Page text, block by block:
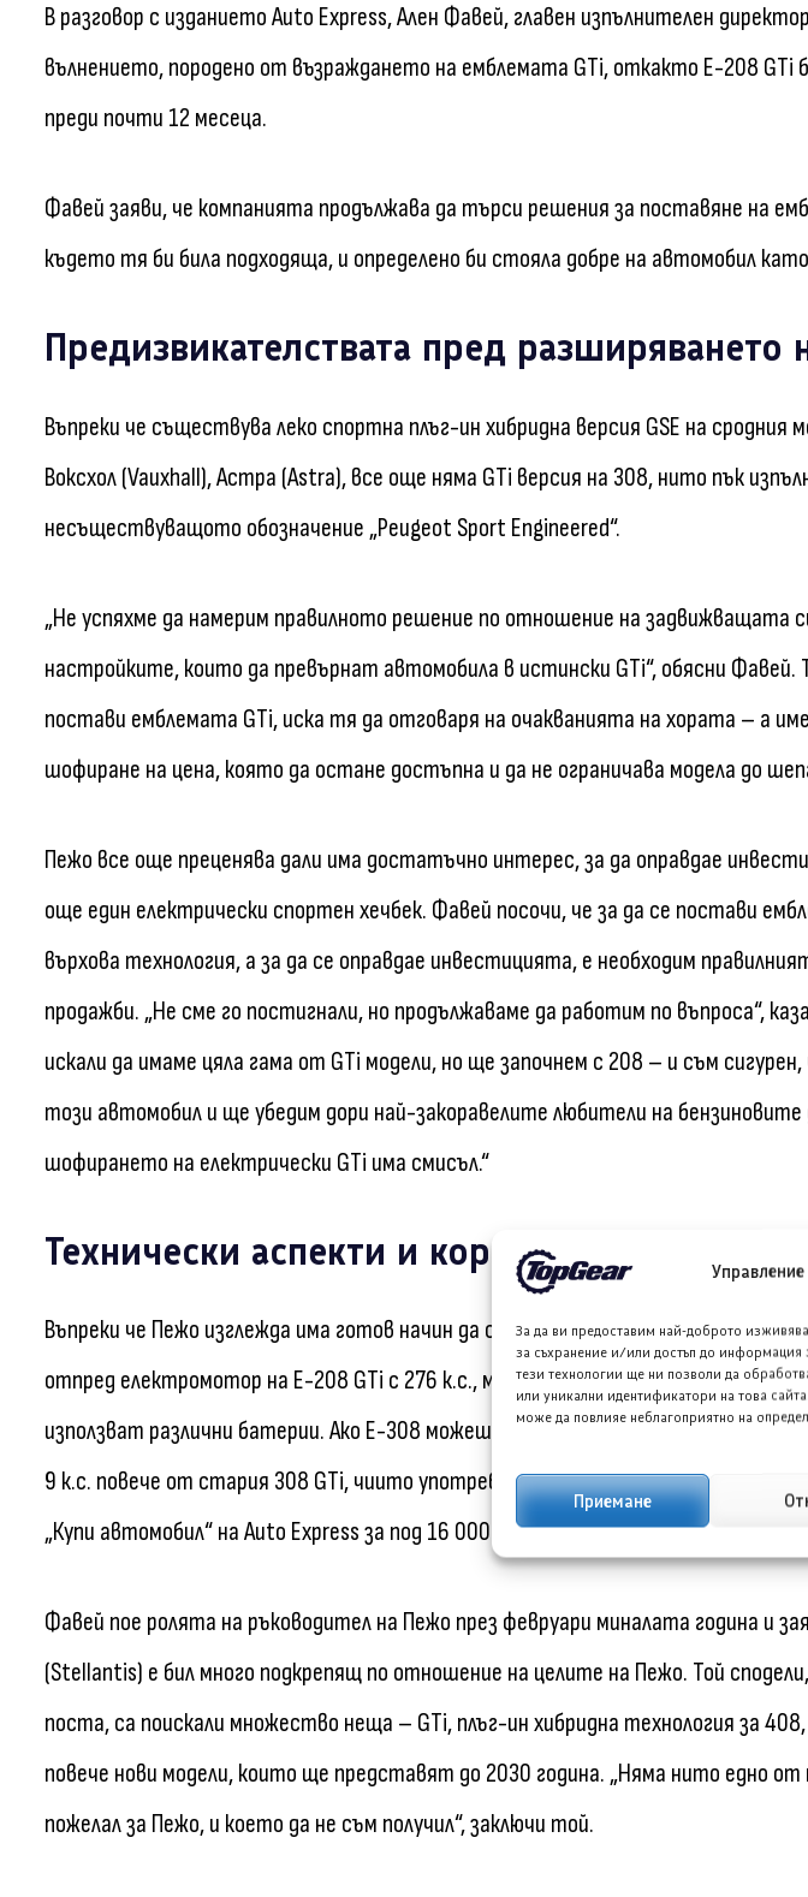
За да ви предоставим най-доброто
за съхранение и/или достъп до информация
тези технологии ще ни позволи да
или уникални идентификатори на това
може да повлияе неблагоприятно на
Приемане
В разговор с изданието Auto Express, Ален Фавей, главен изпълнителен
вълнението, породено от възраждането на емблемата GTi, откакто E-208 GTi
преди почти 12 месеца.
Фавей заяви, че компанията продължава да търси решения за поставяне на
където тя би била подходяща, и определено би стояла добре на автомобил
Предизвикателствата пред разширяването
Въпреки че съществува леко спортна плъг-ин хибридна версия GSE на сродния
Воксхол (Vauxhall), Астра (Astra), все още няма GTi версия на 308, нито пък
несъществуващото обозначение „Peugeot Sport Engineered“.
„Не успяхме да намерим правилното решение по отношение на задвижващата
настройките, които да превърнат автомобила в истински GTi“, обясни Фавей.
постави емблемата GTi, иска тя да отговаря на очакванията на хората – а
шофиране на цена, която да остане достъпна и да не ограничава модела до
Пежо все още преценява дали има достатъчно интерес, за да оправдае
още един електрически спортен хечбек. Фавей посочи, че за да се постави
върхова технология, а за да се оправдае инвестицията, е необходим
продажби. „Не сме го постигнали, но продължаваме да работим по въпроса“,
искали да имаме цяла гама от GTi модели, но ще започнем с 208 – и съм
този автомобил и ще убедим дори най-закоравелите любители на бензиновите
шофирането на електрически GTi има смисъл.“
Технически аспекти и корпоративна
Въпреки че Пежо изглежда има готов начин да създаде бъдещ E-308 GTi, като
отпред електромотор на E-208 GTi с 276 к.с., моделите 208 и 308 са изградени
използват различни батерии. Ако E-308 можеше да използва електромотора на
9 к.с. повече от стария 308 GTi, чиито употребявани екземпляри могат да
„Купи автомобил“ на Auto Express за под 16 000 евро.
Фавей пое ролята на ръководител на Пежо през февруари миналата година и
(Stellantis) е бил много подкрепящ по отношение на целите на Пежо. Той
поста, са поискали множество неща – GTi, плъг-ин хибридна технология за
повече нови модели, които ще представят до 2030 година. „Няма нито едно
пожелал за Пежо, и което да не съм получил“, заключи той.